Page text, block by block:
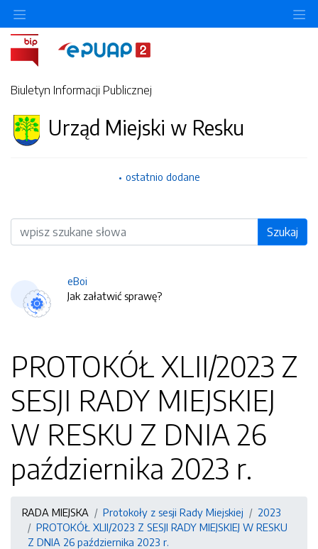
Biuletyn Informacji Publicznej
Urząd Miejski w Resku
ostatnio dodane
Wyszukiwarka Szukaj
eBoi
Jak załatwić sprawę?
PROTOKÓŁ XLII/2023 Z
SESJI RADY MIEJSKIEJ
W RESKU Z DNIA 26
października 2023 r.
RADA MIEJSKA Protokoły z sesji Rady Miejskiej
2023
PROTOKÓŁ XLII/2023 Z SESJI RADY MIEJSKIEJ W RESKU
Z DNIA 26 października 2023 r.